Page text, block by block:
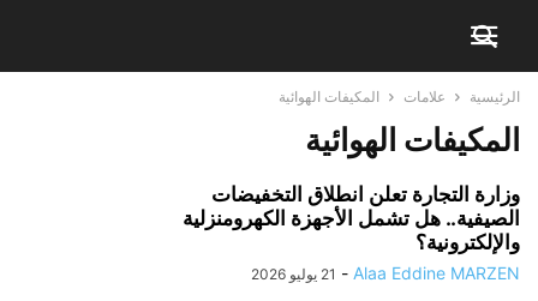
الرئيسية علامات المكيفات الهوائية
المكيفات الهوائية
وزارة التجارة تعلن انطلاق التخفيضات
الصيفية.. هل تشمل الأجهزة الكهرومنزلية
والإلكترونية؟
Alaa Eddine MARZEN
- 21 يوليو 2026